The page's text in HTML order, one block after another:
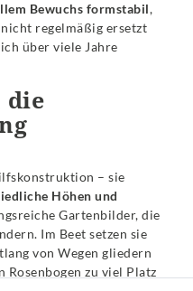
Bewuchs formstabil,
regelmäßig ersetzt
über viele Jahre
die
– sie
Höhen und
Gartenbilder, die
Im Beet setzen sie
von Wegen gliedern
Rosenbogen zu viel Platz